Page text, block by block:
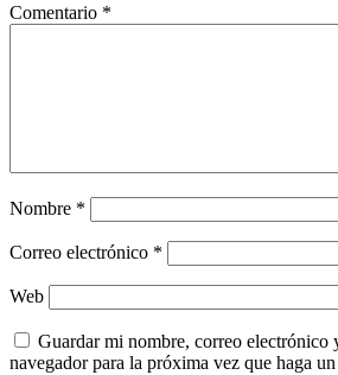
Comentario *
Nombre *
Correo electrónico *
Web
Guardar mi nombre, correo electrónico
navegador para la próxima vez que haga